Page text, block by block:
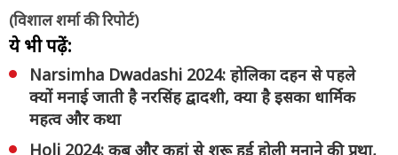
(विशाल शर्मा की रिपोर्ट)
ये भी पढ़ें:
Narsimha Dwadashi 2024: होलिका दहन से पहले
क्यों मनाई जाती है नरसिंह द्वादशी, क्या है इसका धार्मिक
महत्व और कथा
Holi 2024: कब और कहां से शुरू हुई होली मनाने की प्रथा,